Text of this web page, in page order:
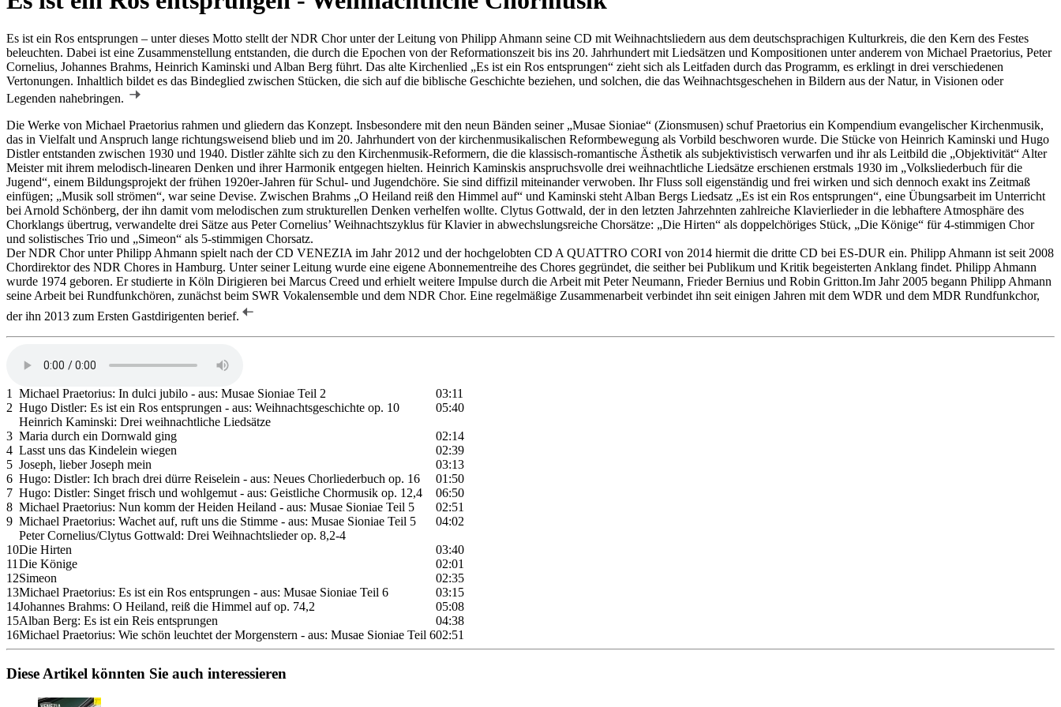
Es ist ein Ros entsprungen – unter dieses Motto stellt derNDR Chor unter der Leitung von Philipp Ahmann seine CD mit Weihnachtsliedern aus dem deutschsprachigen Kulturkreis, die den Kern des Festes
beleuchten. Dabei ist eine Zusammenstellung entstanden, die durch die Epochen von der Reformationszeit bis ins 20. Jahrhundert mit Liedsätzen und Kompositionen unter anderem von Michael Praetorius, Peter
Cornelius, Johannes Brahms, Heinrich Kaminski und Alban Berg führt. Das alte Kirchenlied „Es ist ein Ros entsprungen“ zieht sich als Leitfaden durch das Programm, es erklingt in drei verschiedenen
Vertonungen. Inhaltlich bildet es das Bindeglied zwischen Stücken, die sich auf die biblische Geschichte beziehen, und solchen, die das Weihnachtsgeschehen in Bildern aus der Natur, in Visionen oder
Legenden nahebringen.
Die Werke von Michael Praetorius rahmen und gliedern das Konzept. Insbesondere mit den neun Bänden seiner „Musae Sioniae“ (Zionsmusen) schuf Praetorius ein Kompendium evangelischer Kirchenmusik,
das in Vielfalt und Anspruch lange richtungsweisend blieb und im 20. Jahrhundert von der kirchenmusikalischen Reformbewegung als Vorbild beschworen wurde. Die Stücke von Heinrich Kaminski und Hugo
Distler entstanden zwischen 1930 und 1940. Distler zählte sich zu den Kirchenmusik-Reformern, die die klassisch-romantische Ästhetik als subjektivistisch verwarfen und ihr als Leitbild die „Objektivität“ Alter
Meister mit ihrem melodisch-linearen Denken und ihrer Harmonik entgegen hielten. Heinrich Kaminskis anspruchsvolle drei weihnachtliche Liedsätze erschienen erstmals 1930 im „Volksliederbuch für die
Jugend“, einem Bildungsprojekt der frühen 1920er-Jahren für Schul- und Jugendchöre. Sie sind diffizil miteinander verwoben. Ihr Fluss soll eigenständig und frei wirken und sich dennoch exakt ins Zeitmaß
einfügen; „Musik soll strömen“, war seine Devise. Zwischen Brahms „O Heiland reiß den Himmel auf“ und Kaminski steht Alban Bergs Liedsatz „Es ist ein Ros entsprungen“, eine Übungsarbeit im Unterricht
bei Arnold Schönberg, der ihn damit vom melodischen zum strukturellen Denken verhelfen wollte. Clytus Gottwald, der in den letzten Jahrzehnten zahlreiche Klavierlieder in die lebhaftere Atmosphäre des
Chorklangs übertrug, verwandelte drei Sätze aus Peter Cornelius’ Weihnachtszyklus für Klavier in abwechslungsreiche Chorsätze: „Die Hirten“ als doppelchöriges Stück, „Die Könige“ für 4-stimmigen Chor
und solistisches Trio und „Simeon“ als 5-stimmigen Chorsatz.
DerNDR Chor unter Philipp Ahmann spielt nach der CD VENEZIA im Jahr 2012 und der hochgelobten CD A QUATTRO CORI von 2014 hiermit die dritte CD bei ES-DUR ein. Philipp Ahmann ist seit 2008
Chordirektor des NDR Chores in Hamburg. Unter seiner Leitung wurde eine eigene Abonnementreihe des Chores gegründet, die seither bei Publikum und Kritik begeisterten Anklang findet. Philipp Ahmann
wurde 1974 geboren. Er studierte in Köln Dirigieren bei Marcus Creed und erhielt weitere Impulse durch die Arbeit mit Peter Neumann, Frieder Bernius und Robin Gritton.Im Jahr 2005 begann Philipp Ahmann
seine Arbeit bei Rundfunkchören, zunächst beim SWR Vokalensemble und dem NDR Chor. Eine regelmäßige Zusammenarbeit verbindet ihn seit einigen Jahren mit dem WDR und dem MDR Rundfunkchor,
der ihn 2013 zum Ersten Gastdirigenten berief.
1 Michael Praetorius: In dulci jubilo - aus: Musae Sioniae Teil 2
03:11
2 Hugo Distler: Es ist ein Ros entsprungen - aus: Weihnachtsgeschichte op. 10
05:40
Heinrich Kaminski: Drei weihnachtliche Liedsätze
3 Maria durch ein Dornwald ging
02:14
4 Lasst uns das Kindelein wiegen
02:39
5 Joseph, lieber Joseph mein
03:13
6 Hugo: Distler: Ich brach drei dürre Reiselein - aus: Neues Chorliederbuch op. 16
01:50
7 Hugo: Distler: Singet frisch und wohlgemut - aus: Geistliche Chormusik op. 12,4
06:50
8 Michael Praetorius: Nun komm der Heiden Heiland - aus: Musae Sioniae Teil 5
02:51
9 Michael Praetorius: Wachet auf, ruft uns die Stimme - aus: Musae Sioniae Teil 5
04:02
Peter Cornelius/Clytus Gottwald: Drei Weihnachtslieder op. 8,2-4
10Die Hirten
03:40
11 Die Könige
02:01
12Simeon
02:35
13Michael Praetorius: Es ist ein Ros entsprungen - aus: Musae Sioniae Teil 6
03:15
14Johannes Brahms: O Heiland, reiß die Himmel auf op. 74,2
05:08
15Alban Berg: Es ist ein Reis entsprungen
04:38
16Michael Praetorius: Wie schön leuchtet der Morgenstern - aus: Musae Sioniae Teil 602:51
Diese Artikel könnten Sie auch interessieren